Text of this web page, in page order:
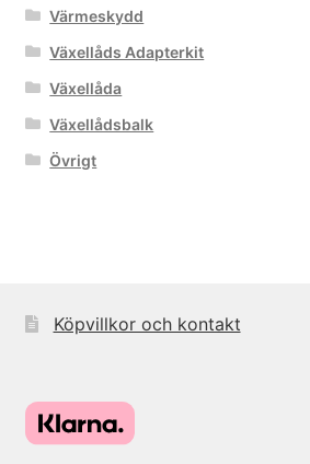
Värmeskydd
Växellåds Adapterkit
Växellåda
Växellådsbalk
Övrigt
Köpvillkor och kontakt